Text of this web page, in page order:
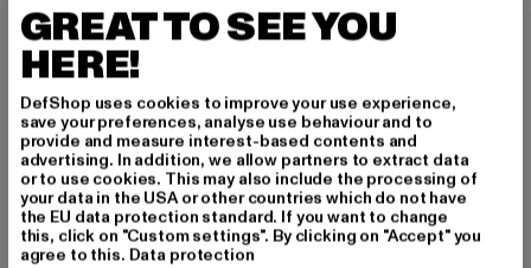
-51% -44%
GREAT TO SEE YOU
HERE!
DefShop uses cookies to improve your use experience,
save your preferences, analyse use behaviour and to
provide and measure interest-based contents and
advertising. In addition, we allow partners to extract data
or to use cookies. This may also include the processing of
your data in the USA or other countries which do not have
the EU data protection standard. If you want to change
this, click on "Custom settings". By clicking on "Accept" you
agree to this. Data protection